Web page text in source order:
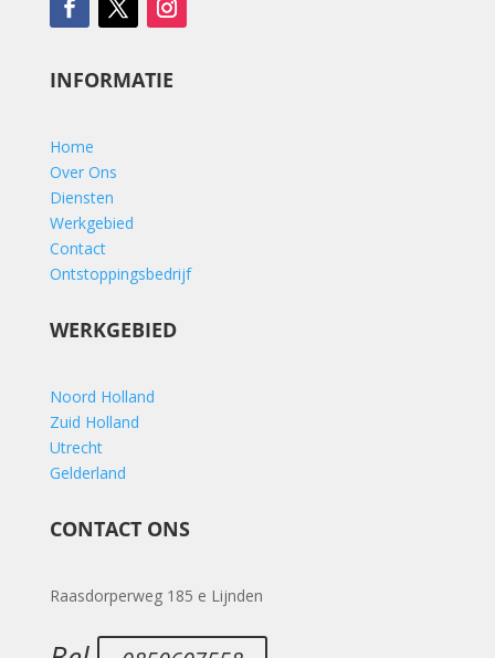
INFORMATIE
Home
Over Ons
Diensten
Werkgebied
Contact
Ontstoppingsbedrijf
WERKGEBIED
Noord Holland
Zuid Holland
Utrecht
Gelderland
CONTACT ONS
Raasdorperweg 185 e Lijnden